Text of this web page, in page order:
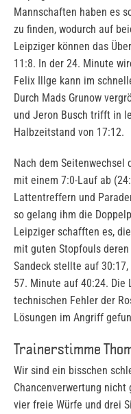
Mannschaften haben es
zu finden, wodurch auf
Leipziger können das
11:8. In der 24. Minute
Felix Illge kann im
Durch Mads Grunow
und Jeron Busch trifft in
Halbzeitstand von 17:12.
Nach dem
mit einem 7:0-Lauf ab
Lattentreffern und
so gelang ihm die
Leipziger schafften es,
mit guten Stopfouls
Sandeck stellte auf
57. Minute auf 40:24. Die
technischen Fehler der
Lösungen im Angriff
Trainerstimme
Wir sind ein bisschen
Chancenverwertung
vier freie Würfe und drei